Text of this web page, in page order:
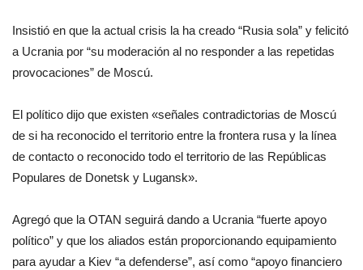
Insistió en que la actual crisis la ha creado “Rusia sola” y felicitó
a Ucrania por “su moderación al no responder a las repetidas
provocaciones” de Moscú.
El político dijo que existen «señales contradictorias de Moscú
de si ha reconocido el territorio entre la frontera rusa y la línea
de contacto o reconocido todo el territorio de las Repúblicas
Populares de Donetsk y Lugansk».
Agregó que la OTAN seguirá dando a Ucrania “fuerte apoyo
político” y que los aliados están proporcionando equipamiento
para ayudar a Kiev “a defenderse”, así como “apoyo financiero